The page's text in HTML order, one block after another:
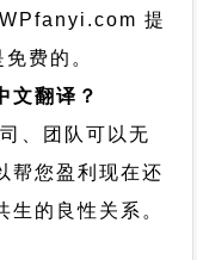
提
费的。
翻译？
、团队可以无
帮您盈利现在还
生的良性关系。